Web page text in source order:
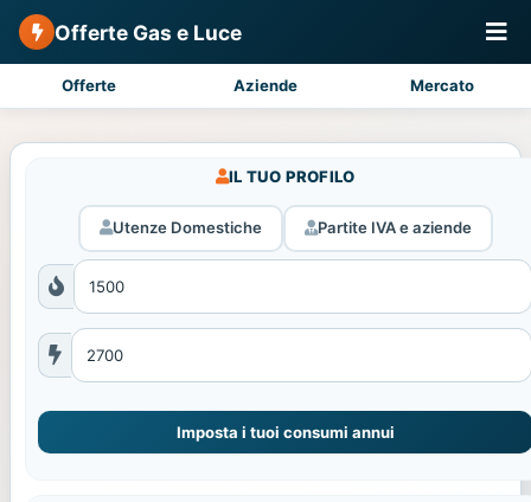
Offerte Gas e Luce
Offerte Aziende Mercato
IL TUO PROFILO
Utenze Domestiche Partite IVA e aziende
Imposta i tuoi consumi annui